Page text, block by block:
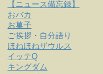
【ニュース備忘録】
おバカ
お菓子
ご挨拶・自分語り
ほねほねザウルス
イッテQ
キングダム